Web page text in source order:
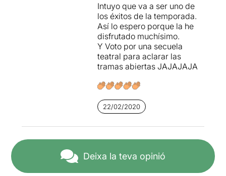
original, només cal clicar en
aquestENLLAÇ
Intuyo que va a ser uno de
los éxitos de la temporada.
Así lo espero porque la he
disfrutado muchísimo.
Y Voto por una secuela
teatral para aclarar las
tramas abiertas JAJAJAJA
22/02/2020
Deixa la teva opinió